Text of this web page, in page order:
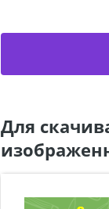
Для